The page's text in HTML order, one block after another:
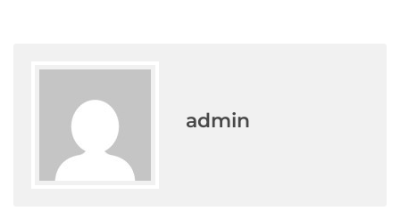
admin